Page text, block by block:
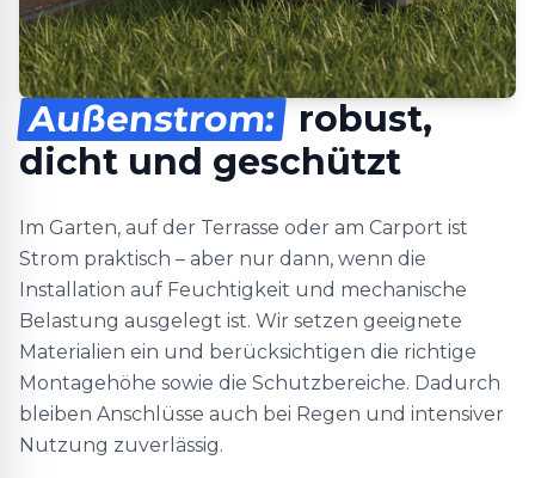
Außenstrom: robust,
dicht und geschützt
Im Garten, auf der Terrasse oder am Carport ist
Strom praktisch – aber nur dann, wenn die
Installation auf Feuchtigkeit und mechanische
Belastung ausgelegt ist. Wir setzen geeignete
Materialien ein und berücksichtigen die richtige
Montagehöhe sowie die Schutzbereiche. Dadurch
bleiben Anschlüsse auch bei Regen und intensiver
Nutzung zuverlässig.